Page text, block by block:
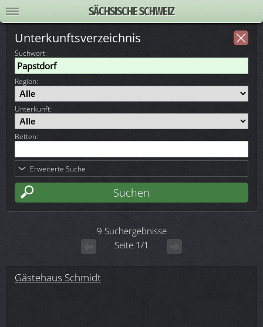
SÄCHSISCHE SCHWEIZ
Unterkunftsverzeichnis
Suchwort:
Region:
Unterkunft:
Betten:
Erweiterte Suche
9 Suchergebnisse
Seite 1/1
Gästehaus Schmidt